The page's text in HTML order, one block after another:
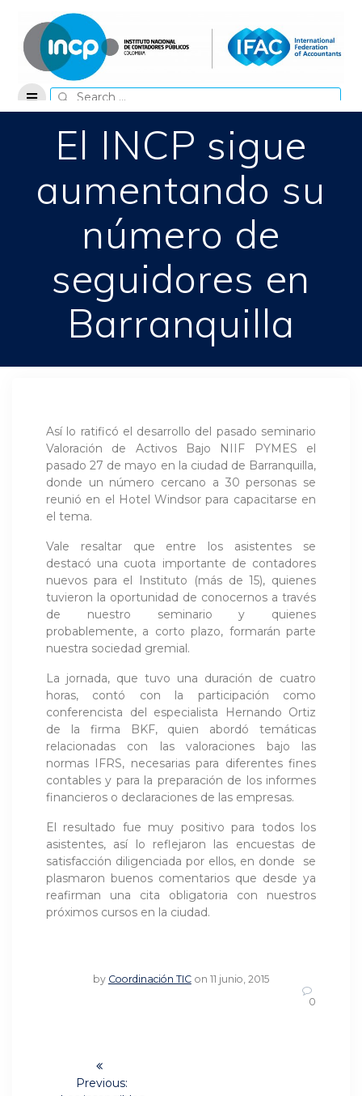
content
Search
for:
El INCP sigue
aumentando su
número de
seguidores en
Barranquilla
Así lo ratificó el desarrollo del pasado seminario
Valoración de Activos Bajo NIIF PYMES el
pasado 27 de mayo en la ciudad de Barranquilla,
donde un número cercano a 30 personas se
reunió en el Hotel Windsor para capacitarse en
el tema.
Vale resaltar que entre los asistentes se
destacó una cuota importante de contadores
nuevos para el Instituto (más de 15), quienes
tuvieron la oportunidad de conocernos a través
de nuestro seminario y quienes
probablemente, a corto plazo, formarán parte
nuestra sociedad gremial.
La jornada, que tuvo una duración de cuatro
horas, contó con la participación como
conferencista del especialista Hernando Ortiz
de la firma BKF, quien abordó temáticas
relacionadas con las valoraciones bajo las
normas IFRS, necesarias para diferentes fines
contables y para la preparación de los informes
financieros o declaraciones de las empresas.
El resultado fue muy positivo para todos los
asistentes, así lo reflejaron las encuestas de
satisfacción diligenciada por ellos, en donde se
plasmaron buenos comentarios que desde ya
reafirman una cita obligatoria con nuestros
próximos cursos en la ciudad.
by Coordinación TIC on 11 junio, 2015
0
Navegación
Previous: